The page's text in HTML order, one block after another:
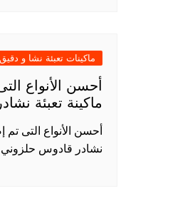
ماكينات تعبئة نشا و
أحسن الأنواع
ماكينة تعبئة
أحسن الأنواع التى تم
نشادر قادوس